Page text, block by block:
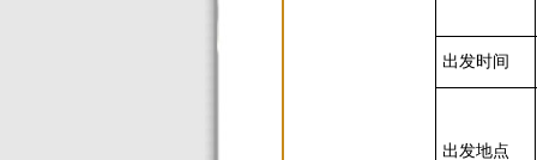
出发时间
出发地点